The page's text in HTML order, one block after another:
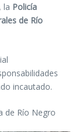
, la Policía
de Río
incautado.
de Río Negro